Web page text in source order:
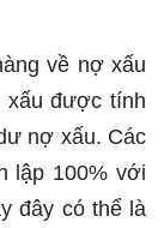
về nợ xấu
xấu được tính
nợ xấu. Các
lập 100% với
đây có thể là